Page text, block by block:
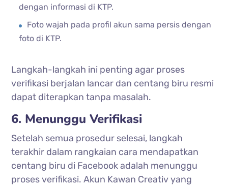
dengan informasi di KTP.
Foto wajah pada profil akun sama persis dengan
foto di KTP.
Langkah-langkah ini penting agar proses
verifikasi berjalan lancar dan centang biru resmi
dapat diterapkan tanpa masalah.
6. Menunggu Verifikasi
Setelah semua prosedur selesai, langkah
terakhir dalam rangkaian cara mendapatkan
centang biru di Facebook adalah menunggu
proses verifikasi. Akun Kawan Creativ yang